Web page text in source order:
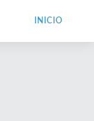
INICIO